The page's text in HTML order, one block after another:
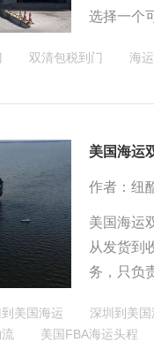
选择一个
双清包税到门 海
美国海运
作者：纽
美国海运
从发货到
务，只负
到美国海运 深圳到美国
美国FBA海运头程